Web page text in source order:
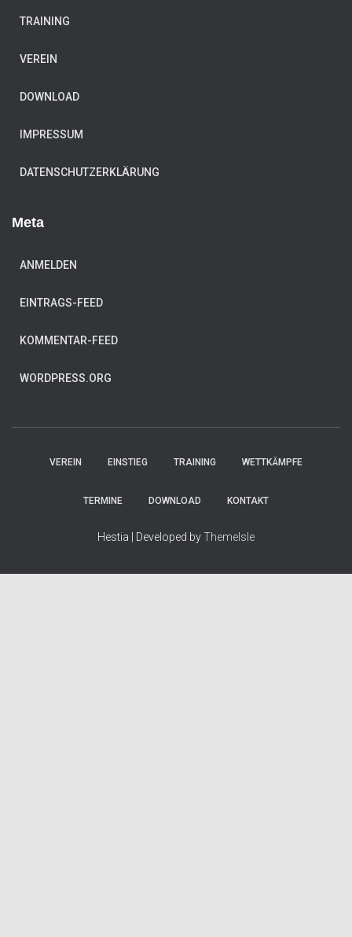
TRAINING
VEREIN
DOWNLOAD
IMPRESSUM
DATENSCHUTZERKLÄRUNG
Meta
ANMELDEN
EINTRAGS-FEED
KOMMENTAR-FEED
WORDPRESS.ORG
VEREIN EINSTIEG TRAINING WETTKÄMPFE
TERMINE DOWNLOAD KONTAKT
Hestia | Developed byThemeIsle